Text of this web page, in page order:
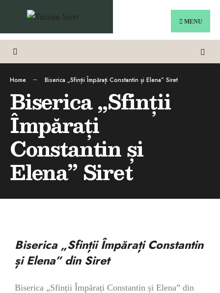
MENU
Home Biserica „Sfinții Împărați Constantin și Elena” Siret
Biserica „Sfinții
Împărați
Constantin și
Elena” Siret
Biserica „Sfinții Împărați Constantin
și Elena” din Siret
Biserica „Sfinții Împărați Constantin și Elena” din